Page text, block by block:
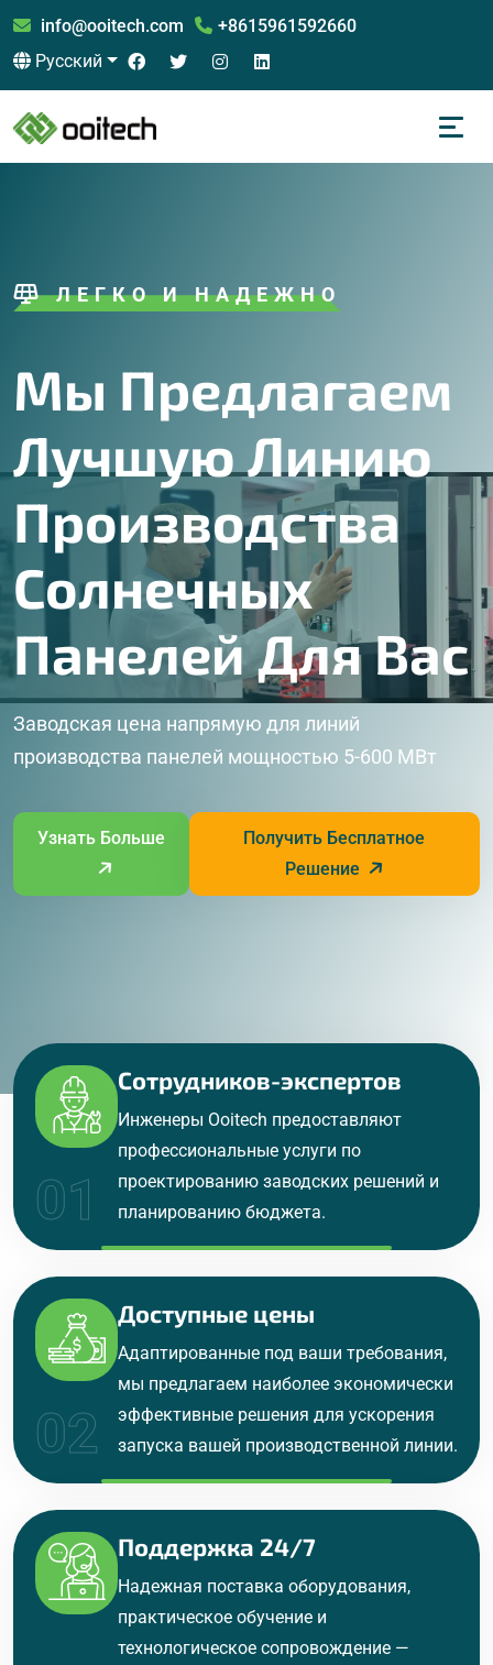
info@ooitech.com
+8615961592660
Русский
ЛЕГКО И НАДЕЖНО
Мы Предлагаем
Лучшую Линию
Производства
Солнечных
Панелей Для Вас
Заводская цена напрямую для линий
производства панелей мощностью 5-600 МВт
Узнать Больше
Получить Бесплатное
Решение
Основные преимущества
Ключевые особенности
01
Сотрудников-экспертов
Инженеры Ooitech предоставляют
профессиональные услуги по
проектированию заводских решений и
планированию бюджета.
02
Доступные цены
Адаптированные под ваши требования,
мы предлагаем наиболее экономически
эффективные решения для ускорения
запуска вашей производственной линии.
Поддержка 24/7
Надежная поставка оборудования,
практическое обучение и
технологическое сопровождение —